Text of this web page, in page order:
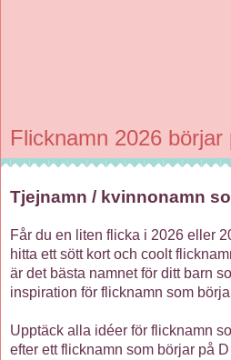
Flicknamn 2026 börjar
Tjejnamn / kvinnonamn
Får du en liten flicka i 2026 eller
hitta ett sött kort och coolt
är det bästa namnet för ditt barn
inspiration för flicknamn som
Upptäck alla idéer för flicknamn
efter ett flicknamn som börjar på